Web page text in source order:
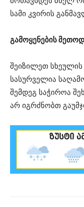
სამი კვირის
გამოყენების
შეიზილეთ
სასურველია
შემდეგ საჭიროა
არ იგრძნობთ